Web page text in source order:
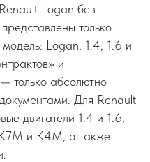
Logan без
только
Logan, 1.4, 1.6 и
и
только абсолютно
Для Renault
двигатели 1.4 и 1.6,
и K4M, а также